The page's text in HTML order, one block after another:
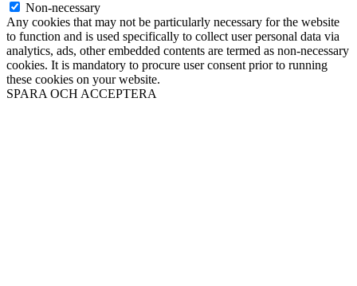
Non-necessary
Any cookies that may not be particularly necessary for the website
to function and is used specifically to collect user personal data via
analytics, ads, other embedded contents are termed as non-necessary
cookies. It is mandatory to procure user consent prior to running
these cookies on your website.
SPARA OCH ACCEPTERA